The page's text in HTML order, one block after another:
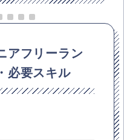
アフリーラン
必要スキル